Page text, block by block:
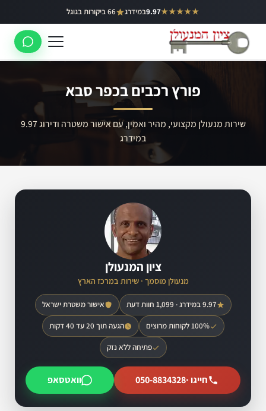
לתוכן
★★★★★
9.97במידרג 66 ביקורות בגוגל באר יעקב
ראשון לציון
רמלה
פורץ רכבים בכפר סבא
שירות מנעולן מקצועי, מהיר ואמין, עם אישור משטרה ודירוג 9.97
במידרג
ציון המנעולן
מנעולן מוסמך · שירות במרכז הארץ
9.97 במידרג · 1,099 חוות דעת אישור משטרת ישראל
100% לקוחות מרוצים הגעה תוך 20 עד 40 דקות
פתיחה ללא נזק
חייגו ·050-8834328 וואטסאפ